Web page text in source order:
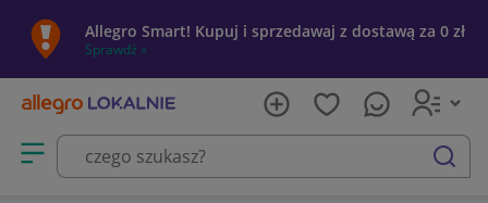
Allegro Smart! Kupuj i sprzedawaj z dostawą za 0 zł
Sprawdź »
Otwórz menu z kategoriami
szukaj